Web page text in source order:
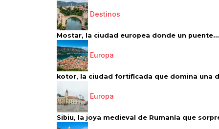
Destinos
Mostar, la ciudad europea donde un puente...
Europa
kotor, la ciudad fortificada que domina una
Europa
Sibiu, la joya medieval de Rumanía que